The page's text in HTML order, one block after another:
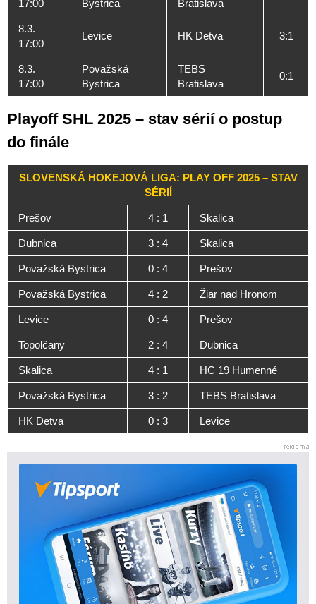
17:00
Bystrica
Bratislava
8.3.
17:00
Levice HK Detva 3:1
8.3.
17:00
Považská
Bystrica
TEBS
Bratislava
0:1
Playoff SHL 2025 – stav sérií o postup
do finále
SLOVENSKÁ HOKEJOVÁ LIGA: PLAY OFF 2025 – STAV
SÉRIÍ
Prešov 4 : 1 Skalica
Dubnica 3 : 4 Skalica
Považská Bystrica 0 : 4 Prešov
Považská Bystrica 4 : 2 Žiar nad Hronom
Levice 0 : 4 Prešov
Topolčany 2 : 4 Dubnica
Skalica 4 : 1 HC 19 Humenné
Považská Bystrica 3 : 2 TEBS Bratislava
HK Detva 0 : 3 Levice